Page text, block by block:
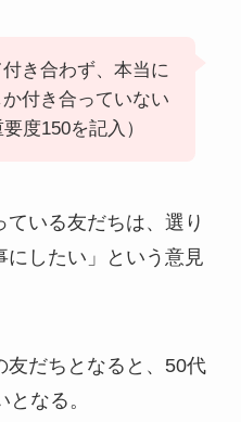
付き合わず、本当に
付き合っていない
度150を記入）
いる友だちは、選り
したい」という意見
友だちとなると、50代
なる。